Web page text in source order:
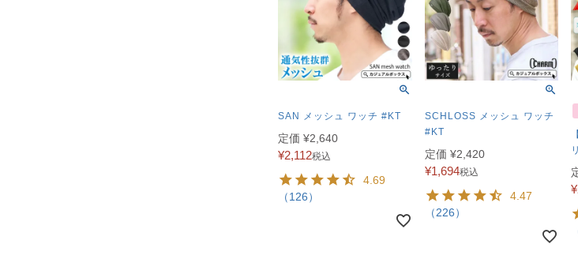
SAN メッシュ ワッチ #KT
定価 ¥2,640
¥2,112税込
4.69
（126）
SCHLOSS メッシュ ワッチ
#KT
定価 ¥2,420
¥1,694税込
4.47
（226）
¥